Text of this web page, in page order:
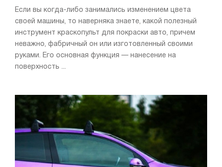
Если вы когда-либо занимались изменением цвета
своей машины, то наверняка знаете, какой полезный
инструмент краскопульт для покраски авто, причем
неважно, фабричный он или изготовленный своими
руками. Его основная функция — нанесение на
поверхность ...